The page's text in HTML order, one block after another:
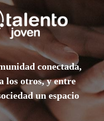
conectada,
los otros, y entre
un espacio